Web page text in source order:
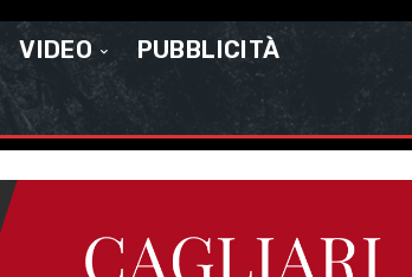
VIDEO
PUBBLICITÀ